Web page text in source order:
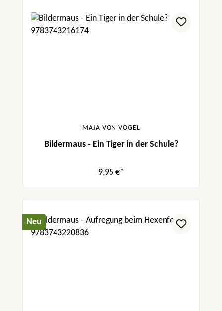
MAJA VON VOGEL
Bildermaus - Ein Tiger in der Schule?
9,95 €*
Neu